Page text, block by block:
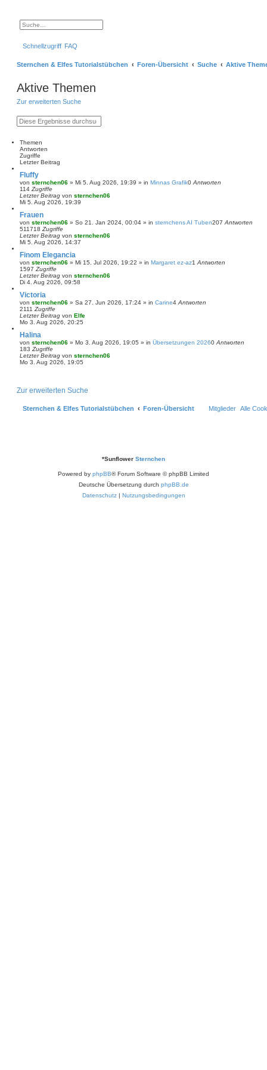
t
e
Schnellzugriff FAQ
Sternchen & Elfes Tutorialstübchen Foren-Übersicht Suche Aktive
Aktive Themen
Zur erweiterten Suche
S
u
E
r
S
Themen
Antworten
Zugriffe
Letzter Beitrag
Fluffy
von sternchen06 » Mi 5. Aug 2026, 19:39 » in Minnas Grafik0 Antworten
114 Zugriffe
Letzter Beitrag von sternchen06
Mi 5. Aug 2026, 19:39
Frauen
von sternchen06 » So 21. Jan 2024, 00:04 » in sternchens AI Tuben207 Antworten
511718 Zugriffe
Letzter Beitrag von sternchen06
Mi 5. Aug 2026, 14:37
Finom Elegancia
von sternchen06 » Mi 15. Jul 2026, 19:22 » in Margaret ez-az1 Antworten
1597 Zugriffe
Letzter Beitrag von sternchen06
Di 4. Aug 2026, 09:58
Victoria
von sternchen06 » Sa 27. Jun 2026, 17:24 » in Carine4 Antworten
2111 Zugriffe
Letzter Beitrag von Elfe
Mo 3. Aug 2026, 20:25
Halina
von sternchen06 » Mo 3. Aug 2026, 19:05 » in Übersetzungen 20260 Antworten
183 Zugriffe
Letzter Beitrag von sternchen06
Mo 3. Aug 2026, 19:05
Zur erweiterten Suche
Sternchen & Elfes Tutorialstübchen Foren-Übersicht Alle
Mitglieder
*Sunflower Sternchen
Powered by phpBB® Forum Software © phpBB Limited
Deutsche Übersetzung durch phpBB.de
Datenschutz| Nutzungsbedingungen